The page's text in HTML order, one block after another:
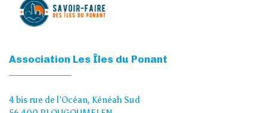
Association Les Îles du Ponant
4 bis rue de l’Océan, Kénéah Sud